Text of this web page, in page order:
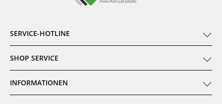
SERVICE-HOTLINE
SHOP SERVICE
INFORMATIONEN